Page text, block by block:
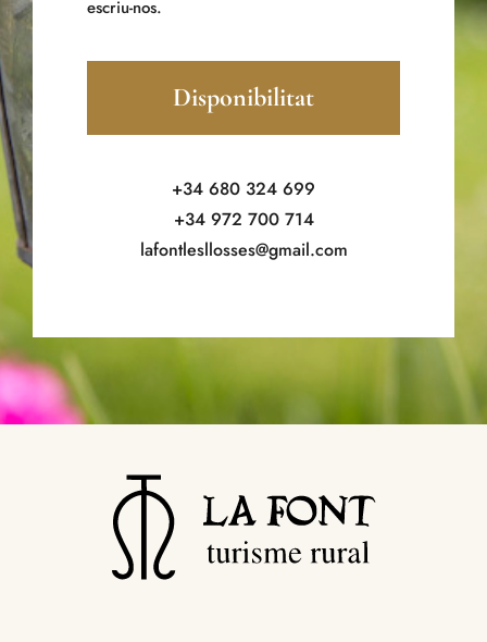
escriu-nos.
Disponibilitat
+34 680 324 699
+34 972 700 714
lafontlesllosses@gmail.com